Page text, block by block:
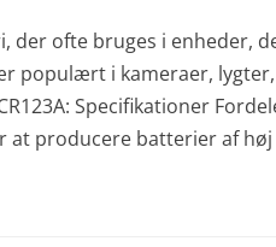
der ofte bruges i enheder,
populært i kameraer,
Specifikationer
producere batterier af høj